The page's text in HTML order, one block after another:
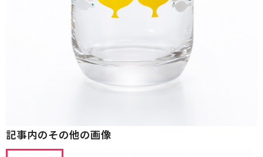
記事内のその他の画像